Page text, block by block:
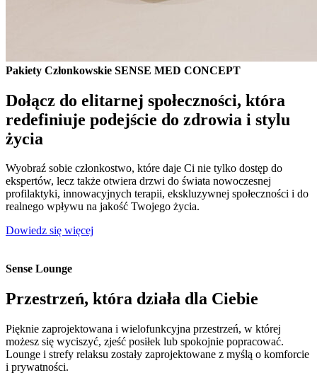
Pakiety Członkowskie SENSE MED CONCEPT
Dołącz do elitarnej społeczności, która
redefiniuje podejście do zdrowia i stylu
życia
Wyobraź sobie członkostwo, które daje Ci nie tylko dostęp do
ekspertów, lecz także otwiera drzwi do świata nowoczesnej
profilaktyki, innowacyjnych terapii, ekskluzywnej społeczności i do
realnego wpływu na jakość Twojego życia.
Dowiedz się więcej
Sense Lounge
Przestrzeń, która działa dla Ciebie
Pięknie zaprojektowana i wielofunkcyjna przestrzeń, w której
możesz się wyciszyć, zjeść posiłek lub spokojnie popracować.
Lounge i strefy relaksu zostały zaprojektowane z myślą o komforcie
i prywatności.